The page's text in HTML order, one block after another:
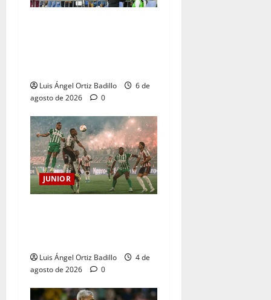
Luis Ángel Ortiz Badillo
6 de
agosto de 2026
0
JUNIOR
Luis Ángel Ortiz Badillo
4 de
agosto de 2026
0